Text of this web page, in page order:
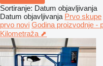
Sortiranje: Datum objavljivanja
Datum objavljivanja Prvo skupe
prvo novi Godina proizvodnje -
Kilometraža ⬈